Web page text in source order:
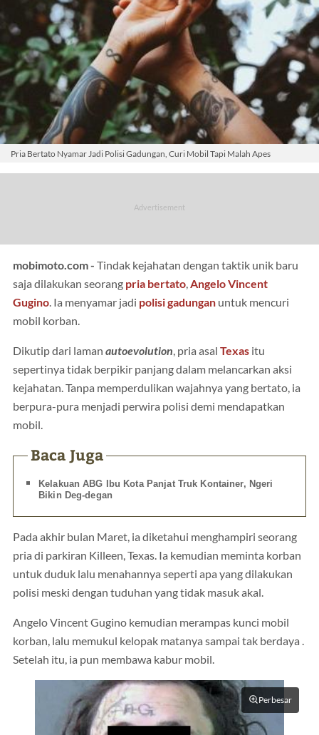
Pria Bertato Nyamar Jadi Polisi Gadungan, Curi Mobil Tapi Malah Apes
mobimoto.com - Tindak kejahatan dengan taktik unik baru
saja dilakukan seorang pria bertato,Angelo Vincent
Gugino. Ia menyamar jadi polisi gadungan untuk mencuri
mobil korban.
Dikutip dari laman autoevolution , pria asal Texas itu
sepertinya tidak berpikir panjang dalam melancarkan aksi
kejahatan. Tanpa memperdulikan wajahnya yang bertato, ia
berpura-pura menjadi perwira polisi demi mendapatkan
mobil.
Baca Juga
Kelakuan ABG Ibu Kota Panjat Truk Kontainer, Ngeri
Bikin Deg-degan
Pada akhir bulan Maret, ia diketahui menghampiri seorang
pria di parkiran Killeen, Texas. Ia kemudian meminta korban
untuk duduk lalu menahannya seperti apa yang dilakukan
polisi meski dengan tuduhan yang tidak masuk akal.
Angelo Vincent Gugino kemudian merampas kunci mobil
korban, lalu memukul kelopak matanya sampai tak berdaya .
Setelah itu, ia pun membawa kabur mobil.
Perbesar